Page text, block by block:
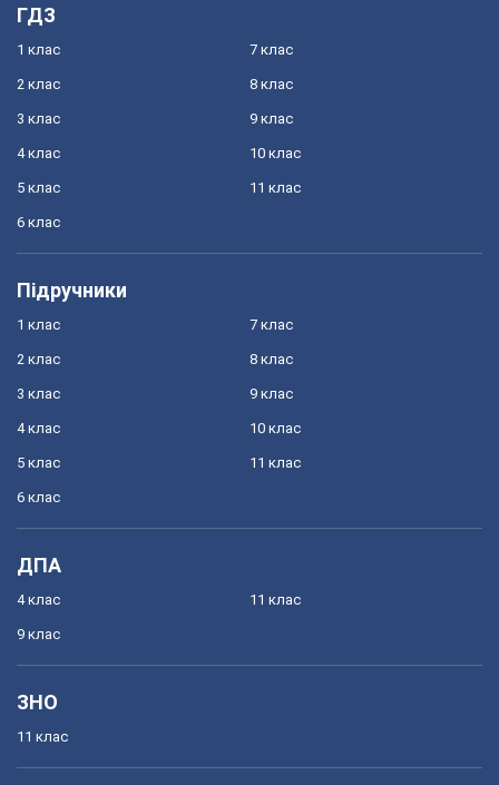
ГДЗ
1 клас
2 клас
3 клас
4 клас
5 клас
6 клас
7 клас
8 клас
9 клас
10 клас
11 клас
Підручники
1 клас
2 клас
3 клас
4 клас
5 клас
6 клас
7 клас
8 клас
9 клас
10 клас
11 клас
ДПА
4 клас
9 клас
11 клас
ЗНО
11 клас